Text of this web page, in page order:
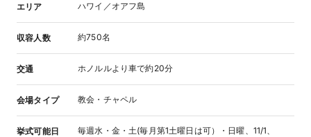
エリア ハワイ／オアフ島
収容人数 約750名
交通 ホノルルより車で約20分
会場タイプ 教会・チャペル
挙式可能日
毎週水・金・土(毎月第1土曜日は可）・日曜、11/1、